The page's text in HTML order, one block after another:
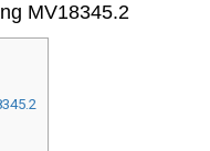
MV18345.2